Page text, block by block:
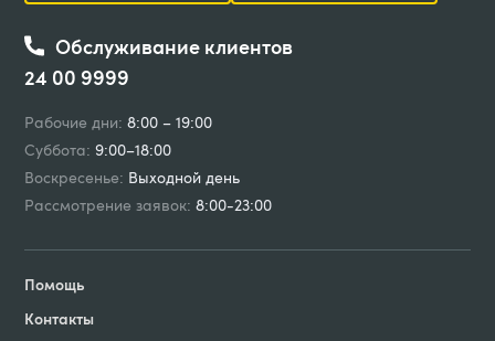
Обслуживание клиентов
24 00 9999
Рабочие дни: 8:00 – 19:00
Суббота: 9:00–18:00
Воскресенье: Выходной день
Рассмотрение заявок: 8:00-23:00
Помощь
Контакты